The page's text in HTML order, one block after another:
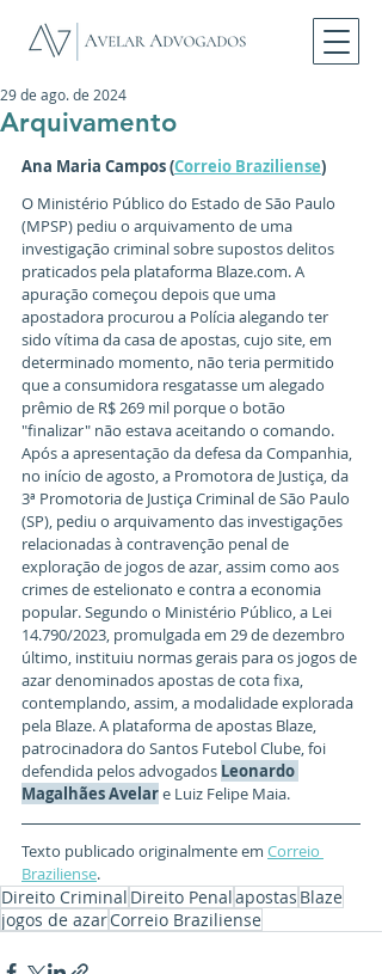
Arquivamento
29 de ago. de 2024
Ana Maria Campos (Correio Braziliense)
O Ministério Público do Estado de São Paulo
(MPSP) pediu o arquivamento de uma
investigação criminal sobre supostos delitos
praticados pela plataforma Blaze.com. A
apuração começou depois que uma
apostadora procurou a Polícia alegando ter
sido vítima da casa de apostas, cujo site, em
determinado momento, não teria permitido
que a consumidora resgatasse um alegado
prêmio de R$ 269 mil porque o botão
"finalizar" não estava aceitando o comando.
Após a apresentação da defesa da Companhia,
no início de agosto, a Promotora de Justiça, da
3ª Promotoria de Justiça Criminal de São Paulo
(SP), pediu o arquivamento das investigações
relacionadas à contravenção penal de
exploração de jogos de azar, assim como aos
crimes de estelionato e contra a economia
popular. Segundo o Ministério Público, a Lei
14.790/2023, promulgada em 29 de dezembro
último, instituiu normas gerais para os jogos de
azar denominados apostas de cota fixa,
contemplando, assim, a modalidade explorada
pela Blaze. A plataforma de apostas Blaze,
patrocinadora do Santos Futebol Clube, foi
defendida pelos advogados Leonardo
Magalhães Avelar e Luiz Felipe Maia.
Texto publicado originalmente em Correio
Braziliense.
Direito Criminal Direito Penalapostas Blaze
jogos de azarCorreio Braziliense